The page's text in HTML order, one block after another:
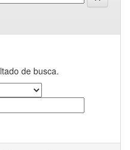
de busca.